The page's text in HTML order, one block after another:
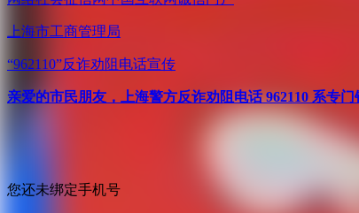
上海市工商管理局
“962110”反诈劝阻电话宣传
亲爱的市民朋友，上海警方反诈劝阻电话 962110 系专
您还未绑定手机号